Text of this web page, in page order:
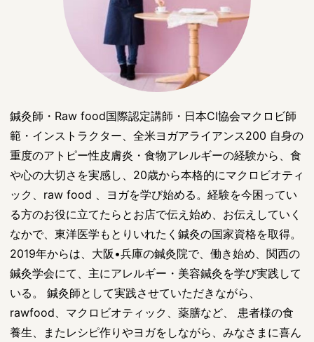
鍼灸師・Raw food国際認定講師・日本CI協会マクロビ師
範・インストラクター、全米ヨガアライアンス200 自身の
重度のアトピー性皮膚炎・食物アレルギーの経験から、食
や心の大切さを実感し、20歳から本格的にマクロビオティ
ック、raw food 、ヨガを学び始める。経験を今困ってい
る方のお役に立てたらとお店で伝え始め、お伝えしていく
なかで、東洋医学もとりいれたく鍼灸の国家資格を取得。
2019年からは、大阪•兵庫の鍼灸院で、働き始め、関西の
鍼灸学会にて、主にアレルギー・美容鍼灸を学び実践して
いる。 鍼灸師として実践させていただきながら、
rawfood、マクロビオティック、薬膳など、 患者様の食
養生、またレシピ作りやヨガをしながら、みなさまに喜ん